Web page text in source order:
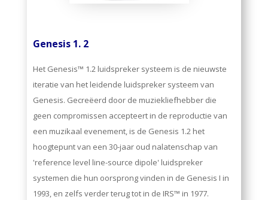
Genesis 1. 2
Het Genesis™ 1.2 luidspreker systeem is de nieuwste
iteratie van het leidende luidspreker systeem van
Genesis. Gecreëerd door de muziekliefhebber die
geen compromissen accepteert in de reproductie van
een muzikaal evenement, is de Genesis 1.2 het
hoogtepunt van een 30-jaar oud nalatenschap van
'reference level line-source dipole' luidspreker
systemen die hun oorsprong vinden in de Genesis I in
1993, en zelfs verder terug tot in de IRS™ in 1977.